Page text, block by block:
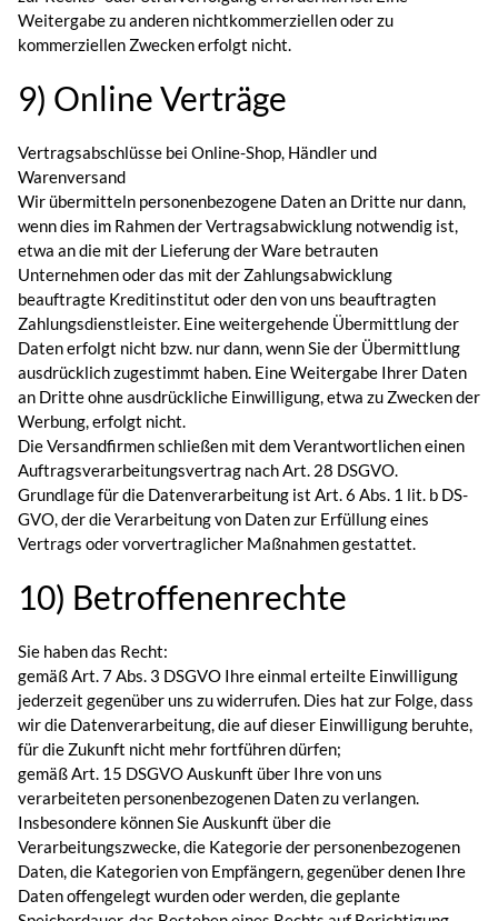
Weitergabe zu anderen nichtkommerziellen oder zu
kommerziellen Zwecken erfolgt nicht.
9) Online Verträge
Vertragsabschlüsse bei Online-Shop, Händler und
Warenversand
Wir übermitteln personenbezogene Daten an Dritte nur dann,
wenn dies im Rahmen der Vertragsabwicklung notwendig ist,
etwa an die mit der Lieferung der Ware betrauten
Unternehmen oder das mit der Zahlungsabwicklung
beauftragte Kreditinstitut oder den von uns beauftragten
Zahlungsdienstleister. Eine weitergehende Übermittlung der
Daten erfolgt nicht bzw. nur dann, wenn Sie der Übermittlung
ausdrücklich zugestimmt haben. Eine Weitergabe Ihrer Daten
an Dritte ohne ausdrückliche Einwilligung, etwa zu Zwecken der
Werbung, erfolgt nicht.
Die Versandfirmen schließen mit dem Verantwortlichen einen
Auftragsverarbeitungsvertrag nach Art. 28 DSGVO.
Grundlage für die Datenverarbeitung ist Art. 6 Abs. 1 lit. b DS-
GVO, der die Verarbeitung von Daten zur Erfüllung eines
Vertrags oder vorvertraglicher Maßnahmen gestattet.
10) Betroffenenrechte
Sie haben das Recht:
gemäß Art. 7 Abs. 3 DSGVO Ihre einmal erteilte Einwilligung
jederzeit gegenüber uns zu widerrufen. Dies hat zur Folge, dass
wir die Datenverarbeitung, die auf dieser Einwilligung beruhte,
für die Zukunft nicht mehr fortführen dürfen;
gemäß Art. 15 DSGVO Auskunft über Ihre von uns
verarbeiteten personenbezogenen Daten zu verlangen.
Insbesondere können Sie Auskunft über die
Verarbeitungszwecke, die Kategorie der personenbezogenen
Daten, die Kategorien von Empfängern, gegenüber denen Ihre
Daten offengelegt wurden oder werden, die geplante